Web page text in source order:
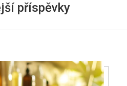
příspěvky